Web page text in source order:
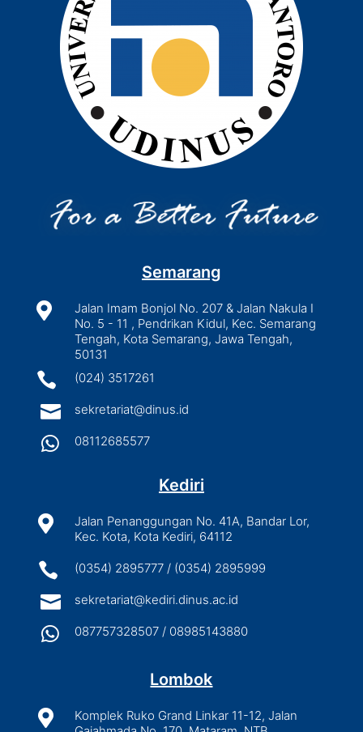
Semarang

Jalan Imam Bonjol No. 207 & Jalan Nakula I
No. 5 - 11 , Pendrikan Kidul, Kec. Semarang
Tengah, Kota Semarang, Jawa Tengah,
50131
 (024) 3517261
 sekretariat@dinus.id
 08112685577
Kediri

Jalan Penanggungan No. 41A, Bandar Lor,
Kec. Kota, Kota Kediri, 64112
 (0354) 2895777 / (0354) 2895999
 sekretariat@kediri.dinus.ac.id
 087757328507 / 08985143880
Lombok

Komplek Ruko Grand Linkar 11-12, Jalan